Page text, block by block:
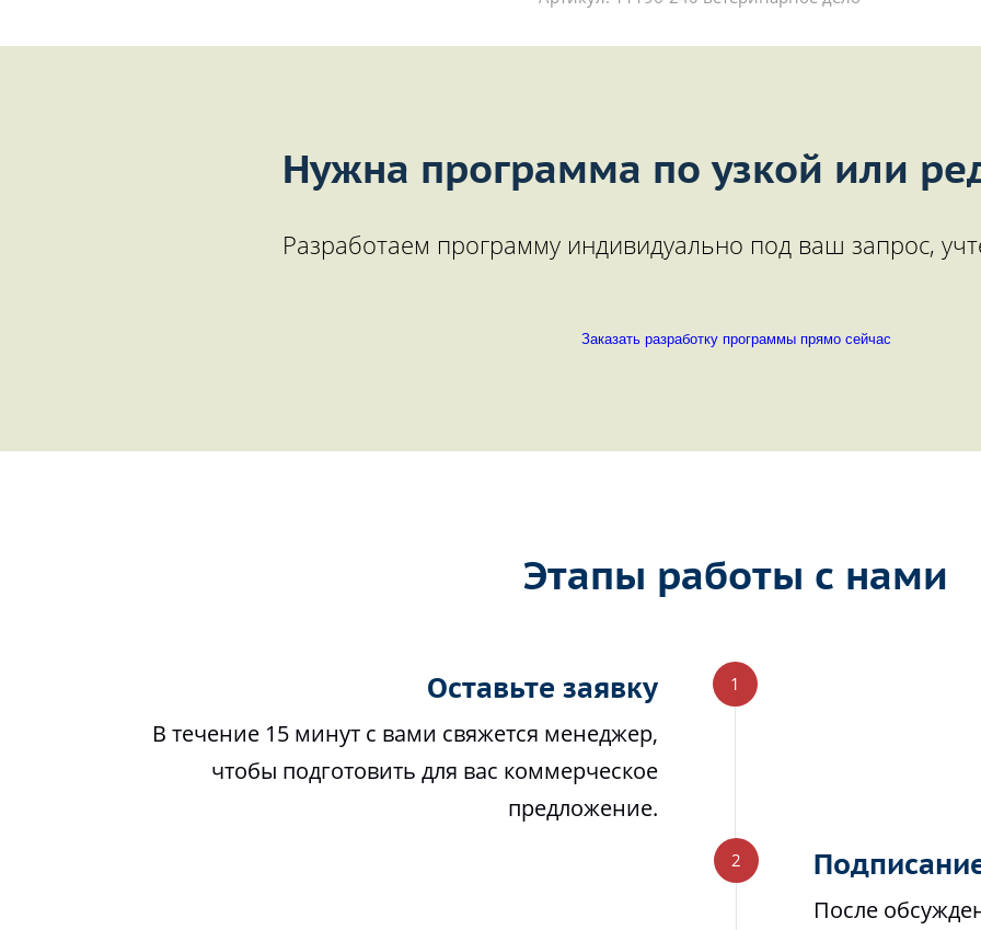
Нужна программа по узкой или
Разработаем программу индивидуально под ваш запрос,
Заказать разработку программы прямо сейчас
Этапы работы с нами
Оставьте заявку
В течение 15 минут с вами свяжется менеджер,
чтобы подготовить для вас коммерческое
предложение.
После